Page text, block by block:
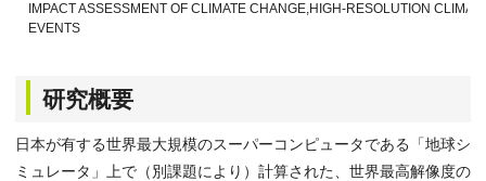
IMPACT ASSESSMENT OF CLIMATE CHANGE,HIGH-RESOLUTION
EVENTS
研究概要
日本が有する世界最大規模のスーパーコンピュータである「地球シ
ミュレータ」上で（別課題により）計算された、世界最高解像度の